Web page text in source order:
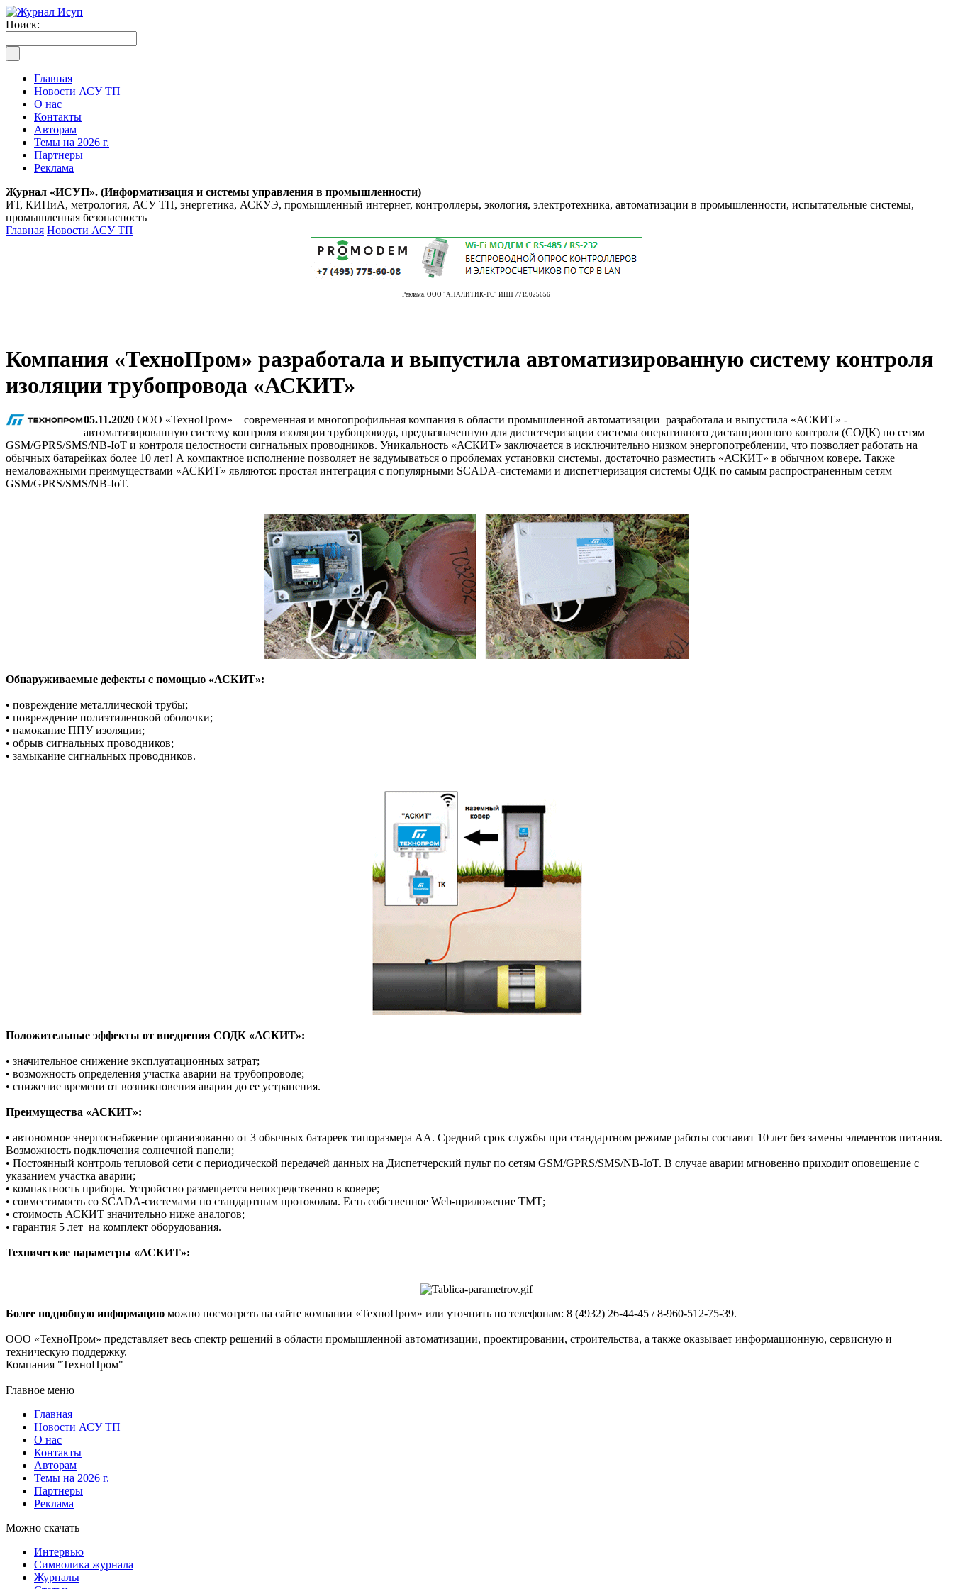
Поиск:
Главная
Новости АСУ ТП
О нас
Контакты
Авторам
Темы на 2026 г.
Партнеры
Реклама
Журнал «ИСУП». (Информатизация и системы управления в промышленности)
ИТ, КИПиА, метрология, АСУ ТП, энергетика, АСКУЭ, промышленный интернет, контроллеры, экология, электротехника, автоматизации в промышленности, испытательные системы,
промышленная безопасность
Главная Новости АСУ ТП
Реклама. ООО "АНАЛИТИК-ТС" ИНН 7719025656
Компания «ТехноПром» разработала и выпустила автоматизированную систему контроля
изоляции трубопровода «АСКИТ»
05.11.2020 ООО «ТехноПром» – современная и многопрофильная компания в области промышленной автоматизации разработала и выпустила «АСКИТ» -
автоматизированную систему контроля изоляции трубопровода, предназначенную для диспетчеризации системы оперативного дистанционного контроля (СОДК) по сетям
GSM/GPRS/SMS/NB-IoT и контроля целостности сигнальных проводников. Уникальность «АСКИТ» заключается в исключительно низком энергопотреблении, что позволяет работать на
обычных батарейках более 10 лет! А компактное исполнение позволяет не задумываться о проблемах установки системы, достаточно разместить «АСКИТ» в обычном ковере. Также
немаловажными преимуществами «АСКИТ» являются: простая интеграция с популярными SCADA-системами и диспетчеризация системы ОДК по самым распространенным сетям
GSM/GPRS/SMS/NB-IoT.
Обнаруживаемые дефекты с помощью «АСКИТ»:
• повреждение металлической трубы;
• повреждение полиэтиленовой оболочки;
• намокание ППУ изоляции;
• обрыв сигнальных проводников;
• замыкание сигнальных проводников.
Положительные эффекты от внедрения СОДК «АСКИТ»:
• значительное снижение эксплуатационных затрат;
• возможность определения участка аварии на трубопроводе;
• снижение времени от возникновения аварии до ее устранения.
Преимущества «АСКИТ»:
• автономное энергоснабжение организованно от 3 обычных батареек типоразмера АА. Средний срок службы при стандартном режиме работы составит 10 лет без замены элементов питания.
Возможность подключения солнечной панели;
• Постоянный контроль тепловой сети с периодической передачей данных на Диспетчерский пульт по сетям GSM/GPRS/SMS/NB-IoT. В случае аварии мгновенно приходит оповещение с
указанием участка аварии;
• компактность прибора. Устройство размещается непосредственно в ковере;
• совместимость со SCADA-системами по стандартным протоколам. Есть собственное Web-приложение ТМТ;
• стоимость АСКИТ значительно ниже аналогов;
• гарантия 5 лет на комплект оборудования.
Технические параметры «АСКИТ»:
Более подробную информацию можно посмотреть на сайте компании «ТехноПром» или уточнить по телефонам: 8 (4932) 26-44-45 / 8-960-512-75-39.
ООО «ТехноПром» представляет весь спектр решений в области промышленной автоматизации, проектировании, строительства, а также оказывает информационную, сервисную и
техническую поддержку.
Компания "ТехноПром"
Главное меню
Главная
Новости АСУ ТП
О нас
Контакты
Авторам
Темы на 2026 г.
Партнеры
Реклама
Можно скачать
Интервью
Символика журнала
Журналы